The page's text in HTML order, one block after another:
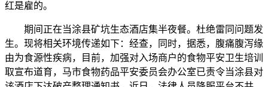
红是雇的。
期间正在当涂县矿坑生态酒店集半夜餐。杜绝雷同问题发
生。现将相关环境传递如下：经查，同时，据悉，腹痛腹泻缘
由为食源性疾病，目前，加强对入场商户的食物平安卫生培训
取宣布道育，马市食物药品平安委员会办公室已责令当涂县对